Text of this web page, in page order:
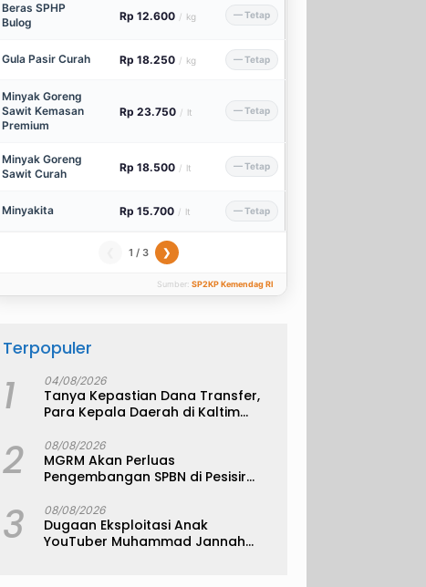
Beras SPHP
Bulog
Rp 12.600 / kg — Tetap
Gula Pasir Curah Rp 18.250 / kg — Tetap
Minyak Goreng
Sawit Kemasan
Premium
Rp 23.750 / lt — Tetap
Minyak Goreng
Sawit Curah
Rp 18.500 / lt — Tetap
Minyakita Rp 15.700 / lt — Tetap
1 / 3 ❯
Sumber: SP2KP Kemendag RI
Terpopuler
1 04/08/2026
Tanya Kepastian Dana Transfer,
Para Kepala Daerah di Kaltim
2 08/08/2026
MGRM Akan Perluas
Pengembangan SPBN di Pesisir
3 08/08/2026
Dugaan Eksploitasi Anak
YouTuber Muhammad Jannah